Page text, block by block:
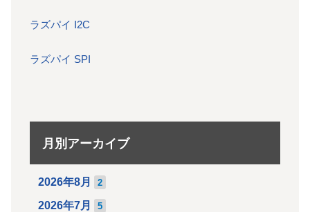
ラズパイ I2C
ラズパイ SPI
月別アーカイブ
2026年8月 2
2026年7月 5